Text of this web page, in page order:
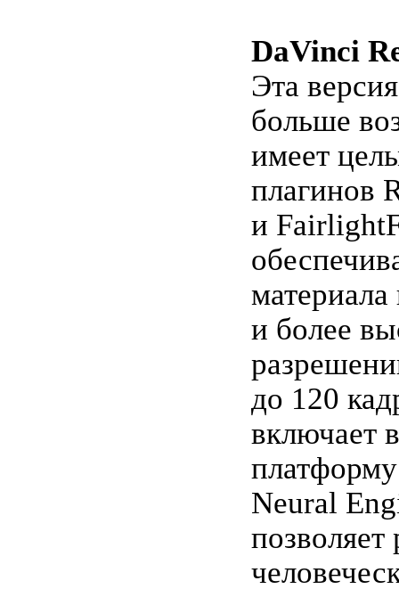
DaVinci
Эта
больше
имеет
плагинов
и
и более
до 120
включает
Neural
позволяет